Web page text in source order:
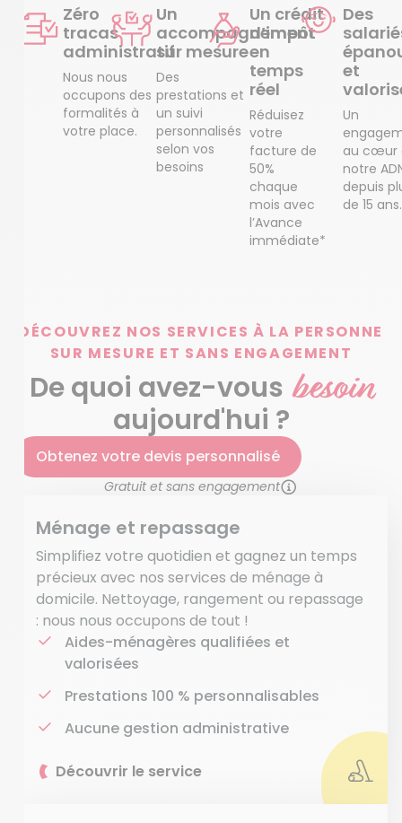
Zéro
tracas
administratif
Nous nous
occupons des
formalités à
votre place.
Un
accompagnement
sur mesure
Des
prestations et
un suivi
personnalisés
selon vos
besoins
Un crédit
d’impôt
en
temps
réel
Réduisez
votre
facture de
50%
chaque
mois avec
l’Avance
immédiate*
Des
et
Un
au cœur
notre
depuis
de 15 ans.
DÉCOUVREZ NOS SERVICES À LA PERSONNE
SUR MESURE ET SANS ENGAGEMENT
De quoi avez-vous besoin
aujourd'hui ?
Obtenez votre devis personnalisé
Gratuit et sans engagement
Ménage et repassage
Simplifiez votre quotidien et gagnez un temps
précieux avec nos services de ménage à
domicile. Nettoyage, rangement ou repassage
: nous nous occupons de tout !
Aides-ménagères qualifiées et
valorisées
Prestations 100 % personnalisables
Aucune gestion administrative
Découvrir le service